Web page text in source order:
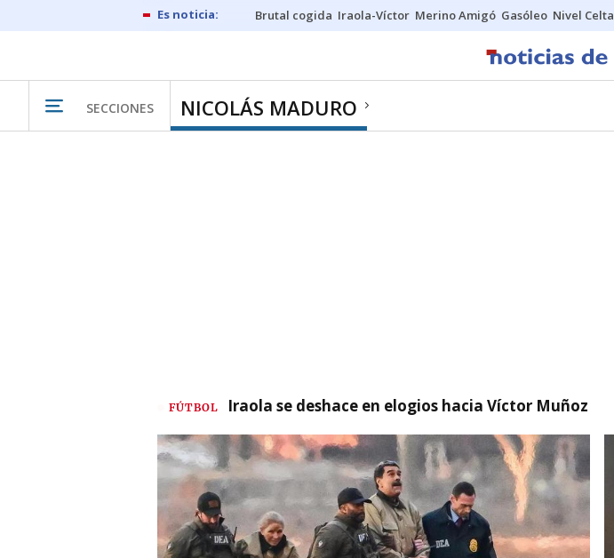
Brutal cogida Iraola-Víctor Merino Amigó Gasóleo Nivel Celta
SECCIONES NICOLÁS MADURO
FÚTBOL Iraola se deshace en elogios hacia Víctor Muñoz